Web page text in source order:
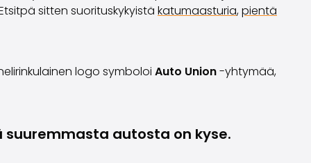
sitten suorituskykyistä katumaasturia,pientä
logo symboloi Auto Union-yhtymää,
autosta on kyse.